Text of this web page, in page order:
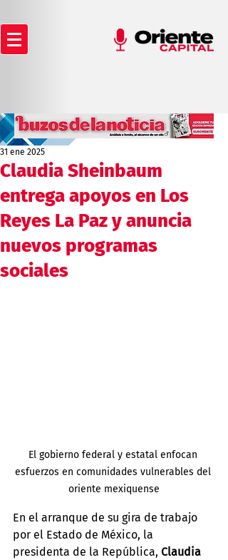
Claudia Sheinbaum
entrega apoyos en Los
Reyes La Paz y anuncia
nuevos programas
sociales
31 ene 2025
El gobierno federal y estatal enfocan
esfuerzos en comunidades vulnerables del
oriente mexiquense
En el arranque de su gira de trabajo
por el Estado de México, la
presidenta de la República, Claudia